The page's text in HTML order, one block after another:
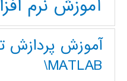
آموزش نرم
آموزش پردازش
MATLAB\